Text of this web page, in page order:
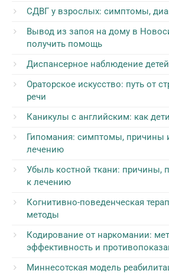
СДВГ у взрослых: симптомы,
Вывод из запоя на дому в
получить помощь
Диспансерное наблюдение
Ораторское искусство: путь от
речи
Каникулы с английским: как
Гипомания: симптомы, причины
лечению
Убыль костной ткани: причины,
к лечению
Когнитивно-поведенческая
методы
Кодирование от наркомании:
эффективность и
Миннесотская модель